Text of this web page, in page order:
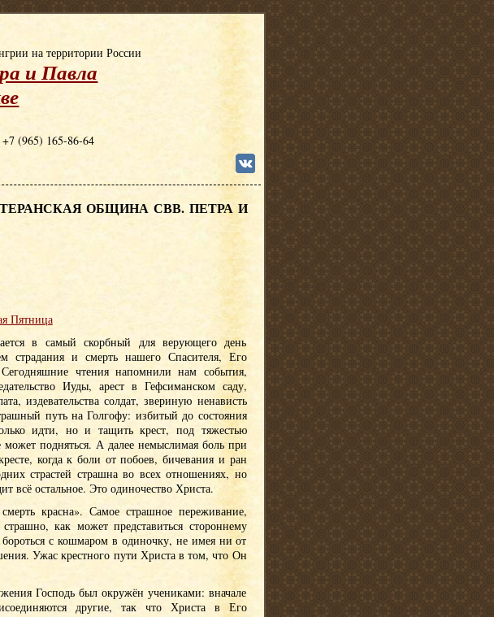
на территории России
и Павла
(965) 165-86-64
ОБЩИНА СВВ. ПЕТРА И
Пятница
в самый скорбный для верующего день
страдания и смерть нашего Спасителя, Его
чтения напомнили нам события,
Иуды, арест в Гефсиманском саду,
издевательства солдат, звериную ненависть
путь на Голгофу: избитый до состояния
идти, но и тащить крест, под тяжестью
подняться. А далее немыслимая боль при
когда к боли от побоев, бичевания и ран
страстей страшна во всех отношениях, но
всё остальное. Это одиночество Христа.
красна». Самое страшное переживание,
как может представиться стороннему
с кошмаром в одиночку, не имея ни от
Ужас крестного пути Христа в том, что Он
Господь был окружён учениками: вначале
другие, так что Христа в Его